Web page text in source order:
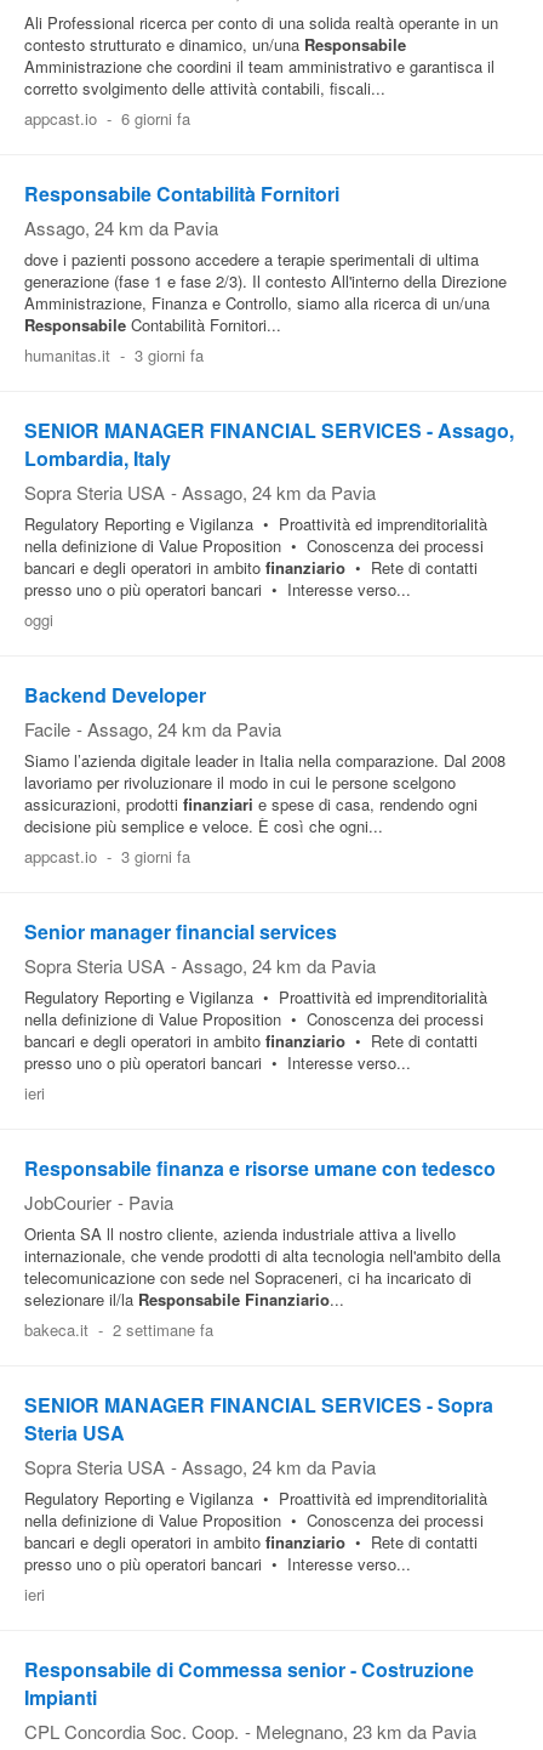
Ali Professional ricerca per conto di una solida realtà operante in un
contesto strutturato e dinamico, un/una Responsabile
Amministrazione che coordini il team amministrativo e garantisca il
corretto svolgimento delle attività contabili, fiscali...
appcast.io - 6 giorni fa
Responsabile Contabilità Fornitori
Assago, 24 km da Pavia
dove i pazienti possono accedere a terapie sperimentali di ultima
generazione (fase 1 e fase 2/3). Il contesto All'interno della Direzione
Amministrazione, Finanza e Controllo, siamo alla ricerca di un/una
Responsabile Contabilità Fornitori...
humanitas.it - 3 giorni fa
SENIOR MANAGER FINANCIAL SERVICES - Assago,
Lombardia, Italy
Sopra Steria USA - Assago, 24 km da Pavia
Regulatory Reporting e Vigilanza • Proattività ed imprenditorialità
nella definizione di Value Proposition • Conoscenza dei processi
bancari e degli operatori in ambito finanziario • Rete di contatti
presso uno o più operatori bancari • Interesse verso...
oggi
Backend Developer
Facile - Assago, 24 km da Pavia
Siamo l’azienda digitale leader in Italia nella comparazione. Dal 2008
lavoriamo per rivoluzionare il modo in cui le persone scelgono
assicurazioni, prodotti finanziari e spese di casa, rendendo ogni
decisione più semplice e veloce. È così che ogni...
appcast.io - 3 giorni fa
Senior manager financial services
Sopra Steria USA - Assago, 24 km da Pavia
Regulatory Reporting e Vigilanza • Proattività ed imprenditorialità
nella definizione di Value Proposition • Conoscenza dei processi
bancari e degli operatori in ambito finanziario • Rete di contatti
presso uno o più operatori bancari • Interesse verso...
ieri
Responsabile finanza e risorse umane con tedesco
JobCourier - Pavia
Orienta SA ll nostro cliente, azienda industriale attiva a livello
internazionale, che vende prodotti di alta tecnologia nell'ambito della
telecomunicazione con sede nel Sopraceneri, ci ha incaricato di
selezionare il/la Responsabile Finanziario...
bakeca.it - 2 settimane fa
SENIOR MANAGER FINANCIAL SERVICES - Sopra
Steria USA
Sopra Steria USA - Assago, 24 km da Pavia
Regulatory Reporting e Vigilanza • Proattività ed imprenditorialità
nella definizione di Value Proposition • Conoscenza dei processi
bancari e degli operatori in ambito finanziario • Rete di contatti
presso uno o più operatori bancari • Interesse verso...
ieri
Responsabile di Commessa senior - Costruzione
Impianti
CPL Concordia Soc. Coop. - Melegnano, 23 km da Pavia